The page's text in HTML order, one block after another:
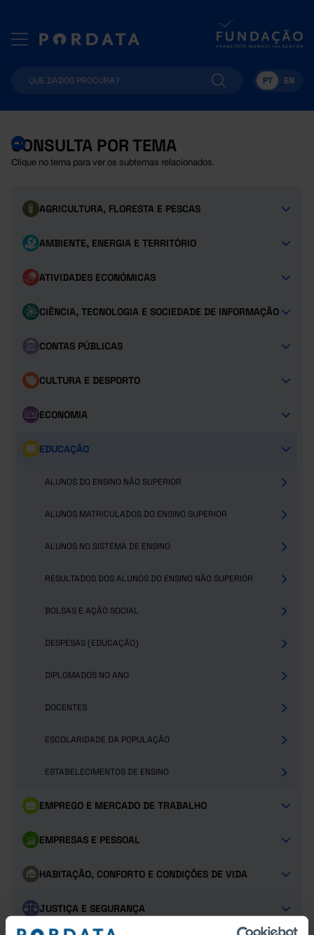
PT EN
CONSULTA POR TEMA
Clique no tema para ver os subtemas relacionados.
AGRICULTURA, FLORESTA E PESCAS
AMBIENTE, ENERGIA E TERRITÓRIO
ATIVIDADES ECONÓMICAS
CIÊNCIA, TECNOLOGIA E SOCIEDADE DE INFORMAÇÃO
CONTAS PÚBLICAS
CULTURA E DESPORTO
ECONOMIA
EDUCAÇÃO
ALUNOS DO ENSINO NÃO SUPERIOR
ALUNOS MATRICULADOS DO ENSINO SUPERIOR
ALUNOS NO SISTEMA DE ENSINO
RESULTADOS DOS ALUNOS DO ENSINO NÃO SUPERIOR
BOLSAS E AÇÃO SOCIAL
DESPESAS (EDUCAÇÃO)
DIPLOMADOS NO ANO
DOCENTES
ESCOLARIDADE DA POPULAÇÃO
ESTABELECIMENTOS DE ENSINO
EMPREGO E MERCADO DE TRABALHO
EMPRESAS E PESSOAL
HABITAÇÃO, CONFORTO E CONDIÇÕES DE VIDA
JUSTIÇA E SEGURANÇA